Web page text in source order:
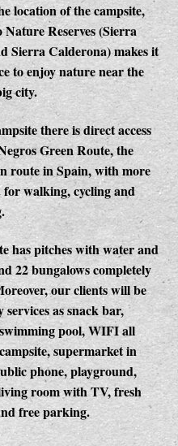
location of the campsite,
Nature Reserves (Sierra
Sierra Calderona) makes it
to enjoy nature near the
city.
there is direct access
Green Route, the
route in Spain, with more
for walking, cycling and
has pitches with water and
22 bungalows completely
our clients will be
services as snack bar,
pool, WIFI all
supermarket in
phone, playground,
room with TV, fresh
free parking.